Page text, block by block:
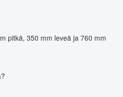
pitkä, 350 mm leveä ja 760 mm